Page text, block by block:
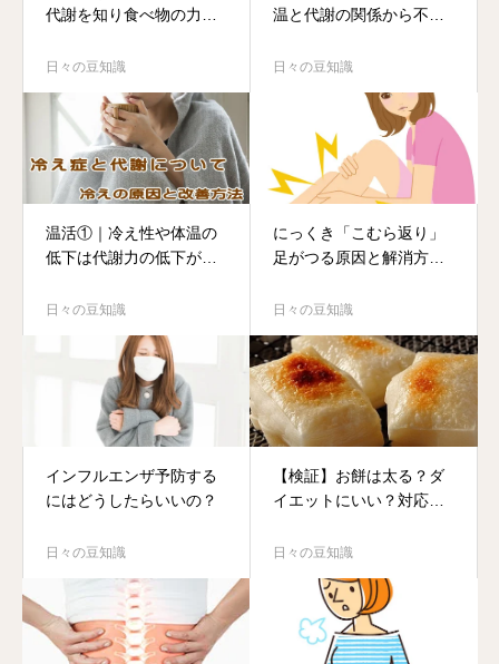
代謝を知り食べ物の力を
日々の豆知識
温と代謝の関係から不調
日々の豆知識
温活①｜冷え性や体温の
低下は代謝力の低下が原
日々の豆知識
にっくき「こむら返り」
足がつる原因と解消方法
日々の豆知識
インフルエンザ予防する
にはどうしたらいいの？
日々の豆知識
【検証】お餅は太る？ダ
イエットにいい？対応策
日々の豆知識